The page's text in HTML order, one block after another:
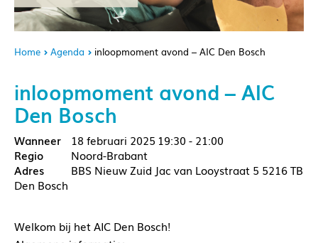
Home Agenda inloopmoment avond – AIC Den Bosch
inloopmoment avond – AIC
Den Bosch
18 februari 2025 19:30 - 21:00
Noord-Brabant
BBS Nieuw Zuid Jac van Looystraat 5 5216 TB
Den Bosch
Welkom bij het AIC Den Bosch!